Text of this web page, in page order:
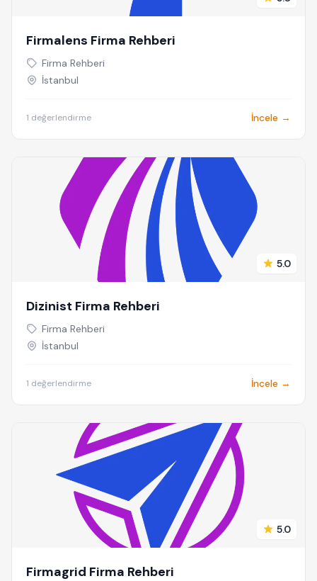
Firmalens Firma Rehberi
Firma Rehberi
İstanbul
1 değerlendirme İncele →
5.0
Dizinist Firma Rehberi
Firma Rehberi
İstanbul
1 değerlendirme İncele →
5.0
Firmagrid Firma Rehberi